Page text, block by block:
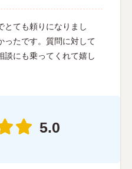
とても頼りになりまし
ったです。質問に対して
談にも乗ってくれて嬉し
5.0